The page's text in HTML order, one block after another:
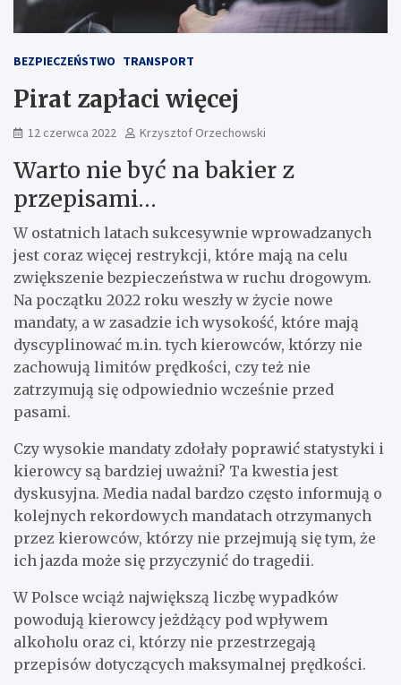
BEZPIECZEŃSTWO TRANSPORT
Pirat zapłaci więcej
12 czerwca 2022 Krzysztof Orzechowski
Warto nie być na bakier z
przepisami…
W ostatnich latach sukcesywnie wprowadzanych
jest coraz więcej restrykcji, które mają na celu
zwiększenie bezpieczeństwa w ruchu drogowym.
Na początku 2022 roku weszły w życie nowe
mandaty, a w zasadzie ich wysokość, które mają
dyscyplinować m.in. tych kierowców, którzy nie
zachowują limitów prędkości, czy też nie
zatrzymują się odpowiednio wcześnie przed
pasami.
Czy wysokie mandaty zdołały poprawić statystyki i
kierowcy są bardziej uważni? Ta kwestia jest
dyskusyjna. Media nadal bardzo często informują o
kolejnych rekordowych mandatach otrzymanych
przez kierowców, którzy nie przejmują się tym, że
ich jazda może się przyczynić do tragedii.
W Polsce wciąż największą liczbę wypadków
powodują kierowcy jeżdżący pod wpływem
alkoholu oraz ci, którzy nie przestrzegają
przepisów dotyczących maksymalnej prędkości.